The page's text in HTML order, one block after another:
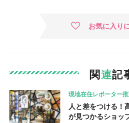
お気に入り
関連記
現地在住レポーター
人と差をつける！
が見つかるショッ